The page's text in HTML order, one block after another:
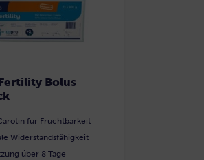
Bolus
für Fruchtbarkeit
Widerstandsfähigkeit
über 8 Tage